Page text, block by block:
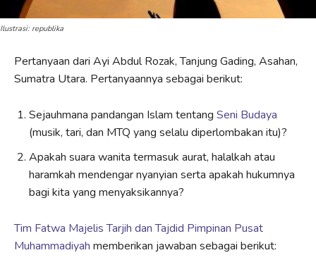
Ilustrasi: republika
Pertanyaan dari Ayi Abdul Rozak, Tanjung Gading, Asahan,
Sumatra Utara. Pertanyaannya sebagai berikut:
Sejauhmana pandangan Islam tentang Seni Budaya
(musik, tari, dan MTQ yang selalu diperlombakan itu)?
Apakah suara wanita termasuk aurat, halalkah atau
haramkah mendengar nyanyian serta apakah hukumnya
bagi kita yang menyaksikannya?
Tim Fatwa Majelis Tarjih dan Tajdid Pimpinan Pusat
Muhammadiyah memberikan jawaban sebagai berikut: